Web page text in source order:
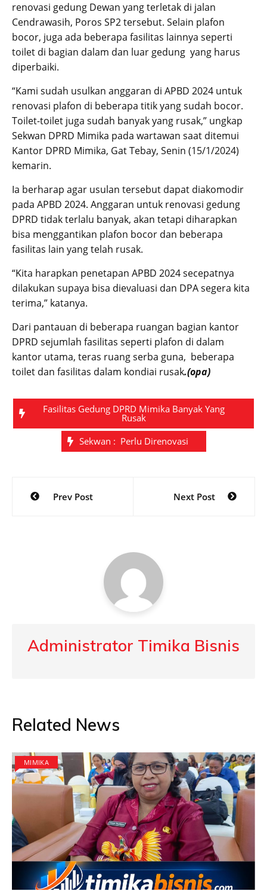
renovasi gedung Dewan yang terletak di jalan
Cendrawasih, Poros SP2 tersebut. Selain plafon
bocor, juga ada beberapa fasilitas lainnya seperti
toilet di bagian dalam dan luar gedung yang harus
diperbaiki.
“Kami sudah usulkan anggaran di APBD 2024 untuk
renovasi plafon di beberapa titik yang sudah bocor.
Toilet-toilet juga sudah banyak yang rusak,” ungkap
Sekwan DPRD Mimika pada wartawan saat ditemui
Kantor DPRD Mimika, Gat Tebay, Senin (15/1/2024)
kemarin.
Ia berharap agar usulan tersebut dapat diakomodir
pada APBD 2024. Anggaran untuk renovasi gedung
DPRD tidak terlalu banyak, akan tetapi diharapkan
bisa menggantikan plafon bocor dan beberapa
fasilitas lain yang telah rusak.
“Kita harapkan penetapan APBD 2024 secepatnya
dilakukan supaya bisa dievaluasi dan DPA segera kita
terima,” katanya.
Dari pantauan di beberapa ruangan bagian kantor
DPRD sejumlah fasilitas seperti plafon di dalam
kantor utama, teras ruang serba guna, beberapa
toilet dan fasilitas dalam kondiai rusak.(opa)
Fasilitas Gedung DPRD Mimika Banyak Yang
Rusak
Sekwan : Perlu Direnovasi
Post
navigation
Prev Post Next Post
Administrator Timika Bisnis
Related News
MIMIKA